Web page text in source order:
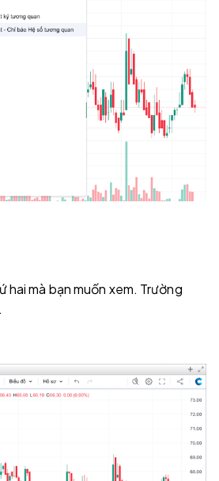
hai mà bạn muốn xem. Trường